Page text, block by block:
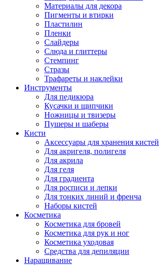
Материалы для декора
Пигменты и втирки
Пластилин
Пленки
Слайдеры
Слюда и глиттеры
Стемпинг
Стразы
Трафареты и наклейки
Инструменты
Для педикюра
Кусачки и щипчики
Ножницы и твизеры
Пушеры и шаберы
Кисти
Аксессуары для хранения кистей
Для акригеля, полигеля
Для акрила
Для геля
Для градиента
Для росписи и лепки
Для тонких линий и френча
Наборы кистей
Косметика
Косметика для бровей
Косметика для рук и ног
Косметика уходовая
Средства для депиляции
Наращивание